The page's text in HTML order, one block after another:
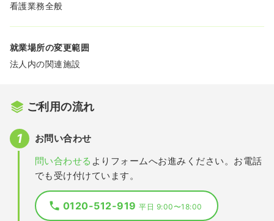
看護業務全般
就業場所の変更範囲
法人内の関連施設
ご利用の流れ
お問い合わせ
問い合わせる よりフォームへお進みください。お電話
でも受け付けています。
0120-512-919平日 9:00〜18:00